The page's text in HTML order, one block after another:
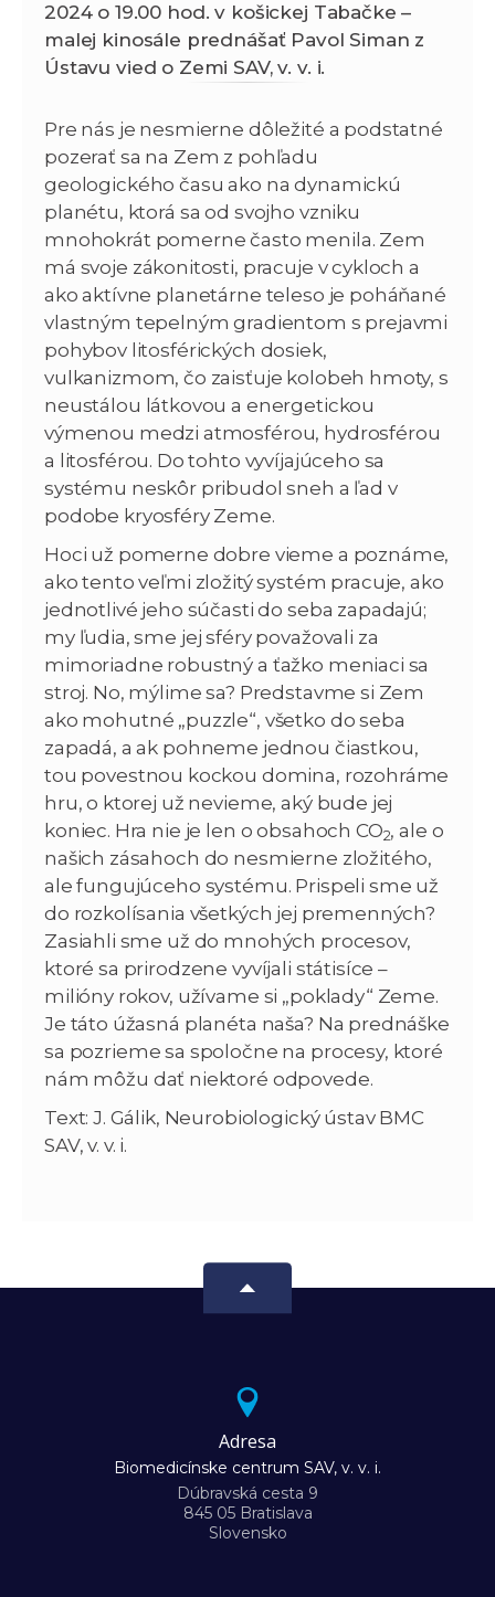
2024 o 19.00 hod. v košickej Tabačke –
malej kinosále prednášať Pavol Siman z
Ústavu vied o Zemi SAV, v. v. i.
Pre nás je nesmierne dôležité a podstatné
pozerať sa na Zem z pohľadu
geologického času ako na dynamickú
planétu, ktorá sa od svojho vzniku
mnohokrát pomerne často menila. Zem
má svoje zákonitosti, pracuje v cykloch a
ako aktívne planetárne teleso je poháňané
vlastným tepelným gradientom s prejavmi
pohybov litosférických dosiek,
vulkanizmom, čo zaisťuje kolobeh hmoty, s
neustálou látkovou a energetickou
výmenou medzi atmosférou, hydrosférou
a litosférou. Do tohto vyvíjajúceho sa
systému neskôr pribudol sneh a ľad v
podobe kryosféry Zeme.
Hoci už pomerne dobre vieme a poznáme,
ako tento veľmi zložitý systém pracuje, ako
jednotlivé jeho súčasti do seba zapadajú;
my ľudia, sme jej sféry považovali za
mimoriadne robustný a ťažko meniaci sa
stroj. No, mýlime sa? Predstavme si Zem
ako mohutné „puzzle“, všetko do seba
zapadá, a ak pohneme jednou čiastkou,
tou povestnou kockou domina, rozohráme
hru, o ktorej už nevieme, aký bude jej
koniec. Hra nie je len o obsahoch CO2, ale o
našich zásahoch do nesmierne zložitého,
ale fungujúceho systému. Prispeli sme už
do rozkolísania všetkých jej premenných?
Zasiahli sme už do mnohých procesov,
ktoré sa prirodzene vyvíjali státisíce –
milióny rokov, užívame si „poklady“ Zeme.
Je táto úžasná planéta naša? Na prednáške
sa pozrieme sa spoločne na procesy, ktoré
nám môžu dať niektoré odpovede.
Text: J. Gálik, Neurobiologický ústav BMC
SAV, v. v. i.
Adresa
Biomedicínske centrum SAV, v. v. i.
Dúbravská cesta 9
845 05 Bratislava
Slovensko